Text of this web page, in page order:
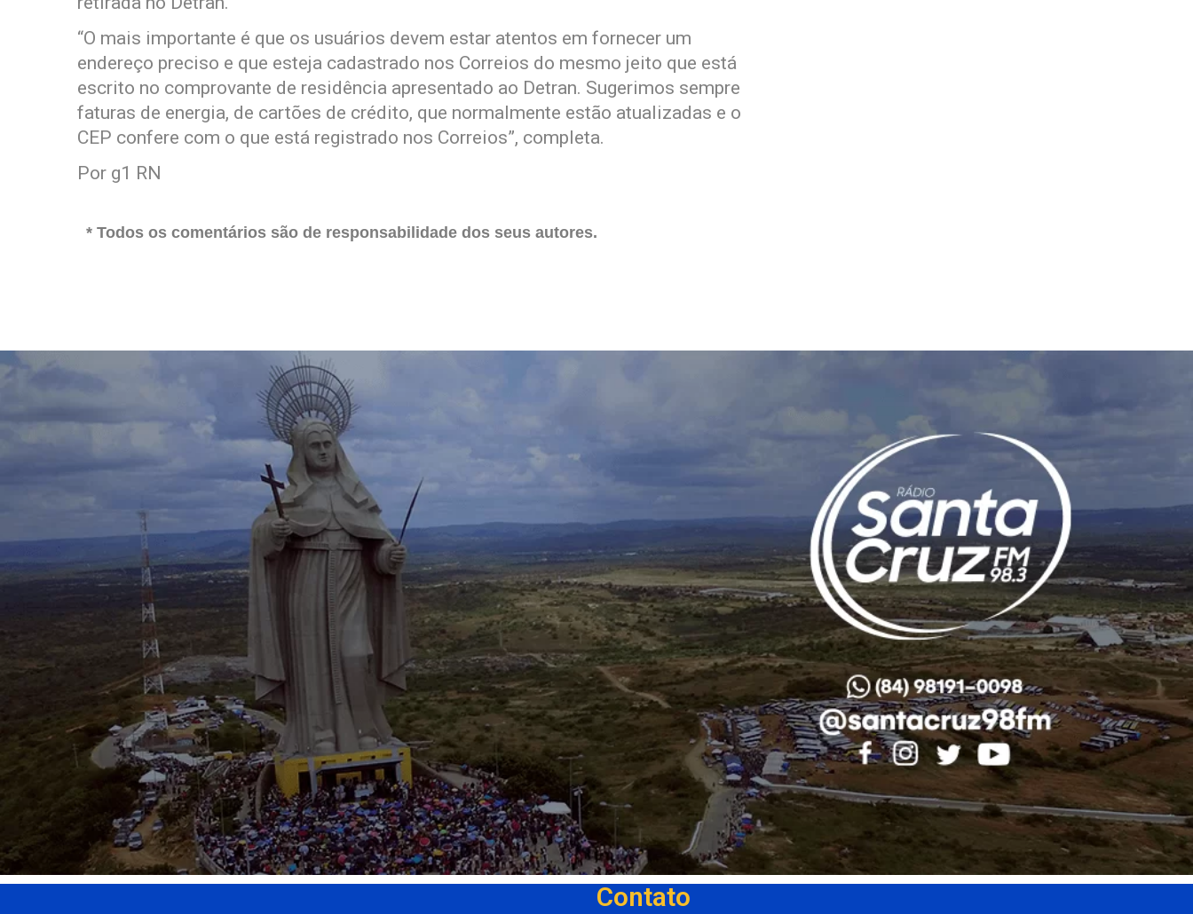
“O mais importante é que os usuários devem estar atentos em fornecer um
endereço preciso e que esteja cadastrado nos Correios do mesmo jeito que está
escrito no comprovante de residência apresentado ao Detran. Sugerimos sempre
faturas de energia, de cartões de crédito, que normalmente estão atualizadas e o
CEP confere com o que está registrado nos Correios”, completa.
Por g1 RN
* Todos os comentários são de responsabilidade dos seus autores.
Contato